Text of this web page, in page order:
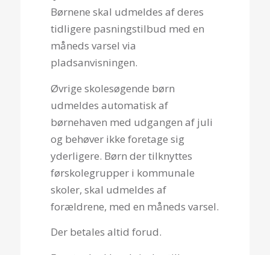
Børnene skal udmeldes af deres
tidligere pasningstilbud med en
måneds varsel via
pladsanvisningen.
Øvrige skolesøgende børn
udmeldes automatisk af
børnehaven med udgangen af juli
og behøver ikke foretage sig
yderligere. Børn der tilknyttes
førskolegrupper i kommunale
skoler, skal udmeldes af
forældrene, med en måneds varsel.
Der betales altid forud.